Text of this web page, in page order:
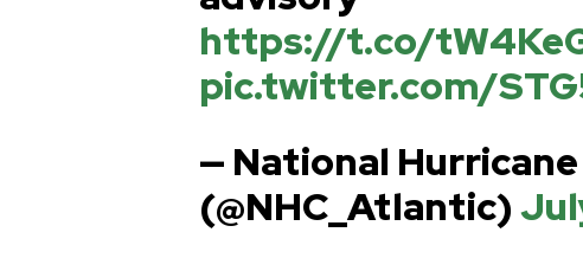
https://t.co/
pic.twitter.com/
— National
(@NHC_Atlantic)